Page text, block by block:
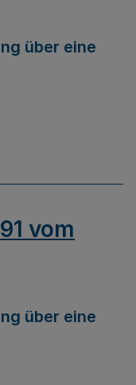
über eine
vom
über eine